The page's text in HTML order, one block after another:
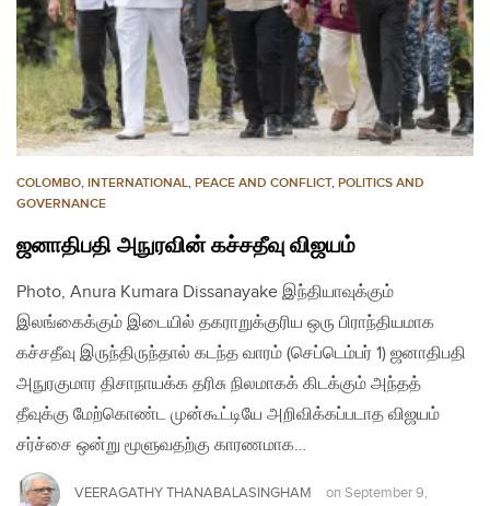
COLOMBO, INTERNATIONAL, PEACE AND CONFLICT, POLITICS AND
GOVERNANCE
ஜனாதிபதி அநுரவின் கச்சதீவு விஜயம்
Photo, Anura Kumara Dissanayake இந்தியாவுக்கும்
இலங்கைக்கும் இடையில் தகராறுக்குரிய ஒரு பிராந்தியமாக
கச்சதீவு இருந்திருந்தால் கடந்த வாரம் (செப்டெம்பர் 1) ஜனாதிபதி
அநுரகுமார திசாநாயக்க தரிசு நிலமாகக் கிடக்கும் அந்தத்
தீவுக்கு மேற்கொண்ட முன்கூட்டியே அறிவிக்கப்படாத விஜயம்
சர்ச்சை ஒன்று மூளுவதற்கு காரணமாக…
VEERAGATHY THANABALASINGHAM on September 9,